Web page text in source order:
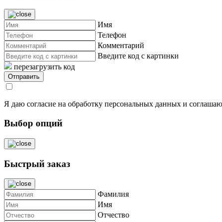
Имя
Телефон
Комментарий
Введите код с картинки
перезагрузить код
Я даю согласие на обработку персональных данных и
Выбор опций
Быстрый заказ
Фамилия
Имя
Отчество